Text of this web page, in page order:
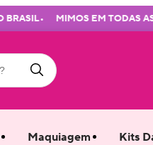
MIMOS EM TODAS AS
Maquiagem Kits